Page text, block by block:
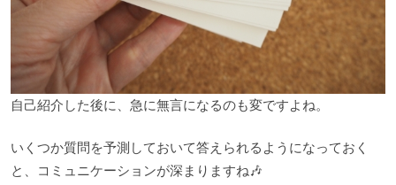
自己紹介した後に、急に無言になるのも変ですよね。
いくつか質問を予測しておいて答えられるようになっておく
と、コミュニケーションが深まりますね🎶